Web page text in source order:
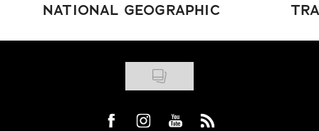
NATIONAL GEOGRAPHIC
Visit us on Facebook
Visit us on Instagram
Visit us on Youtube
Visit us on Rss